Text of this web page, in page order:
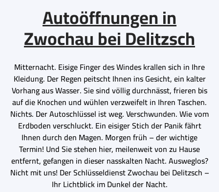
Autoöffnungen in
Zwochau bei Delitzsch
Mitternacht. Eisige Finger des Windes krallen sich in Ihre
Kleidung. Der Regen peitscht Ihnen ins Gesicht, ein kalter
Vorhang aus Wasser. Sie sind völlig durchnässt, frieren bis
auf die Knochen und wühlen verzweifelt in Ihren Taschen.
Nichts. Der Autoschlüssel ist weg. Verschwunden. Wie vom
Erdboden verschluckt. Ein eisiger Stich der Panik fährt
Ihnen durch den Magen. Morgen früh – der wichtige
Termin! Und Sie stehen hier, meilenweit von zu Hause
entfernt, gefangen in dieser nasskalten Nacht. Ausweglos?
Nicht mit uns! Der Schlüsseldienst Zwochau bei Delitzsch –
Ihr Lichtblick im Dunkel der Nacht.